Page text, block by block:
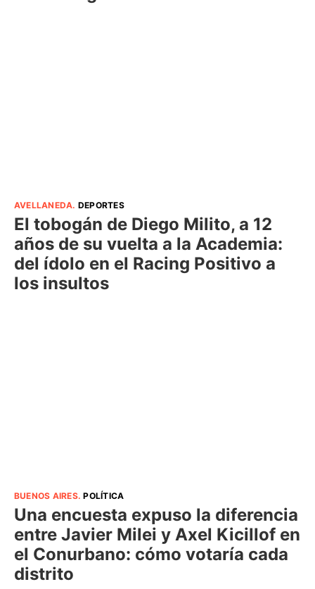
AVELLANEDA. DEPORTES
El tobogán de Diego Milito, a 12
años de su vuelta a la Academia:
del ídolo en el Racing Positivo a
los insultos
BUENOS AIRES.POLÍTICA
Una encuesta expuso la diferencia
entre Javier Milei y Axel Kicillof en
el Conurbano: cómo votaría cada
distrito